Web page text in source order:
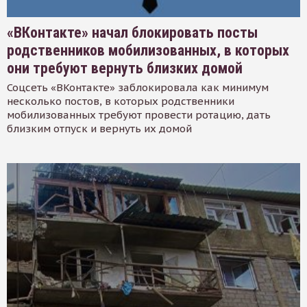
«ВКонтакте» начал блокировать посты
родственников мобилизованных, в которых
они требуют вернуть близких домой
Соцсеть «ВКонтакте» заблокировала как минимум
несколько постов, в которых родственники
мобилизованных требуют провести ротацию, дать
близким отпуск и вернуть их домой